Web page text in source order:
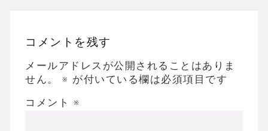
Powered by livedoor 相互RSS
コメントを残す
メールアドレスが公開されることはありま
せん。
※ が付いている欄は必須項目です
コメント ※